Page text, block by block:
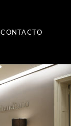
CONTACTO